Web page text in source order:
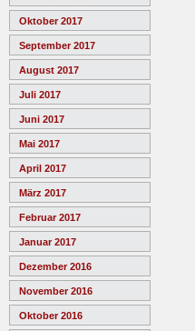
Oktober 2017
September 2017
August 2017
Juli 2017
Juni 2017
Mai 2017
April 2017
März 2017
Februar 2017
Januar 2017
Dezember 2016
November 2016
Oktober 2016